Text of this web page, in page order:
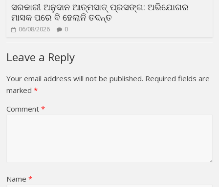
ସରକାରୀ ଅନୁଦାନ ଆତ୍ମସାତ୍ ପ୍ରସଙ୍ଗ: ଅଭିଯୋଗର
ମାସକ ପରେ ବି ହେଲାନି ତଦନ୍ତ
06/08/2026 0
Leave a Reply
Your email address will not be published. Required fields are
marked*
Comment*
Name*